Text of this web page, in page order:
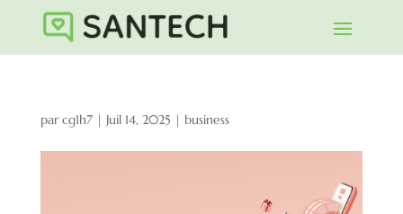
parcg1h7| Juil 14, 2025 | business